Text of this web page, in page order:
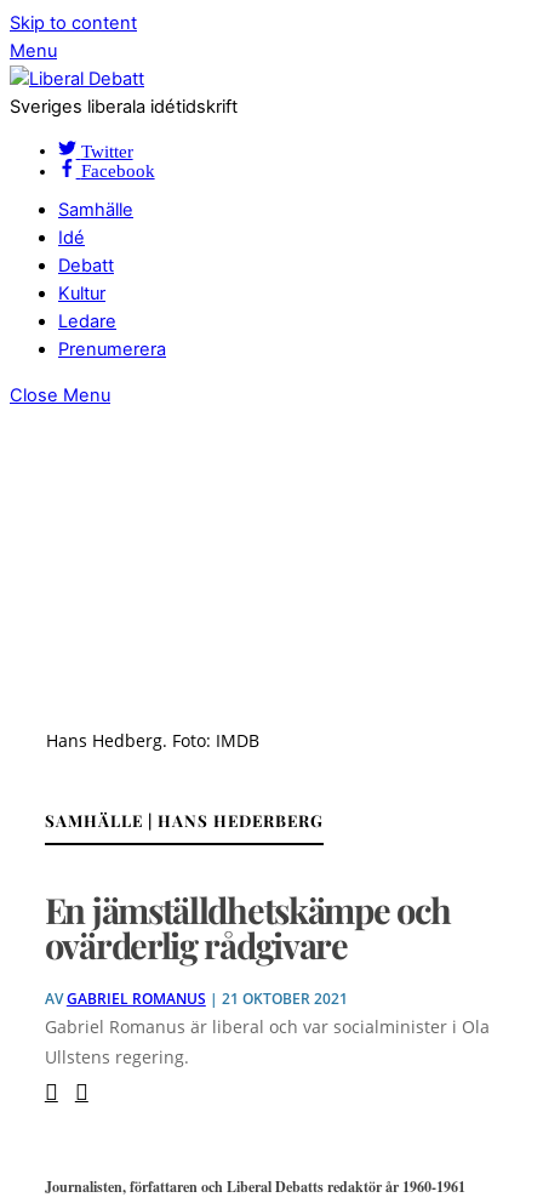
Skip to content
Menu
Sveriges liberala idétidskrift
Twitter
Facebook
Samhälle
Idé
Debatt
Kultur
Ledare
Prenumerera
Close Menu
Hans Hedberg. Foto: IMDB
SAMHÄLLE | HANS HEDERBERG
En jämställdhetskämpe och
ovärderlig rådgivare
AVGABRIEL ROMANUS | 21 OKTOBER 2021
Gabriel Romanus är liberal och var socialminister i Ola
Ullstens regering.
Journalisten, författaren och Liberal Debatts redaktör år 1960-1961